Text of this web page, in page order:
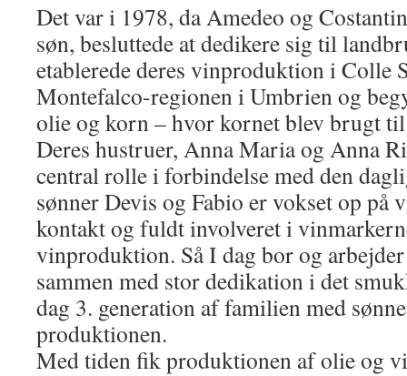
Det var i 1978, da Amedeo og
søn, besluttede at dedikere sig til
etablerede deres vinproduktion i Colle
Montefalco-regionen i Umbrien og
olie og korn – hvor kornet blev brugt
Deres hustruer, Anna Maria og Anna
central rolle i forbindelse med den
sønner Devis og Fabio er vokset op på
kontakt og fuldt involveret i
vinproduktion. Så I dag bor og
sammen med stor dedikation i det
dag 3. generation af familien med
produktionen.
Med tiden fik produktionen af olie og